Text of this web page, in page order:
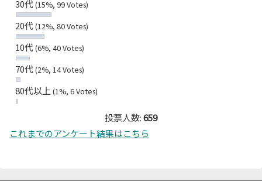
30代(15%, 99 Votes)
20代(12%, 80 Votes)
10代(6%, 40 Votes)
70代(2%, 14 Votes)
80代以上 (1%, 6 Votes)
投票人数:659
これまでのアンケート結果はこちら